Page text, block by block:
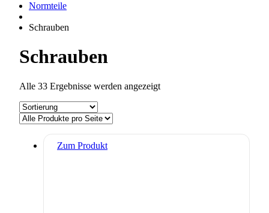
Normteile
Schrauben
Schrauben
Alle 33 Ergebnisse werden angezeigt
Zum Produkt